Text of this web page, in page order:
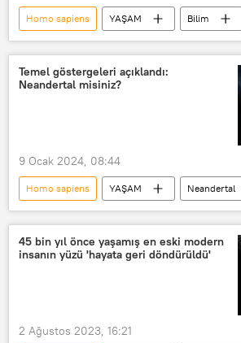
Homo sapiens YAŞAM
Bilim
Doğu Afrika
Kenya
Fosil
arkeolojik kazı
Paranthropus boisei
ilkel insanlar
Temel göstergeleri açıklandı:
Neandertal misiniz?
9 Ocak 2024, 08:44
Homo sapiens YAŞAM
Neandertal
neandertal genler
Bilim
gen
gen haritası
gen değişimi
Gen mühendisliği
45 bin yıl önce yaşamış en eski modern
insanın yüzü 'hayata geri döndürüldü'
2 Ağustos 2023, 16:21